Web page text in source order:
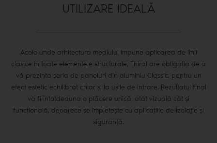
UTILIZARE IDEALĂ
Acolo unde arhitectura mediului impune aplicarea de linii
clasice în toate elementele structurale, Thiral are obligația de a
vă prezinta seria de paneluri din aluminiu Classic, pentru un
efect estetic echilibrat chiar și la ușile de intrare. Rezultatul final
va fi întotdeauna o plăcere unică, atât vizuală cât și
funcțională, deoarece se împletește cu aplicațiile de izolație și
siguranță.